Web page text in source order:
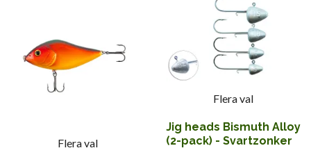
Flera val
Flera val
Jig heads Bismuth Alloy
(2-pack) - Svartzonker